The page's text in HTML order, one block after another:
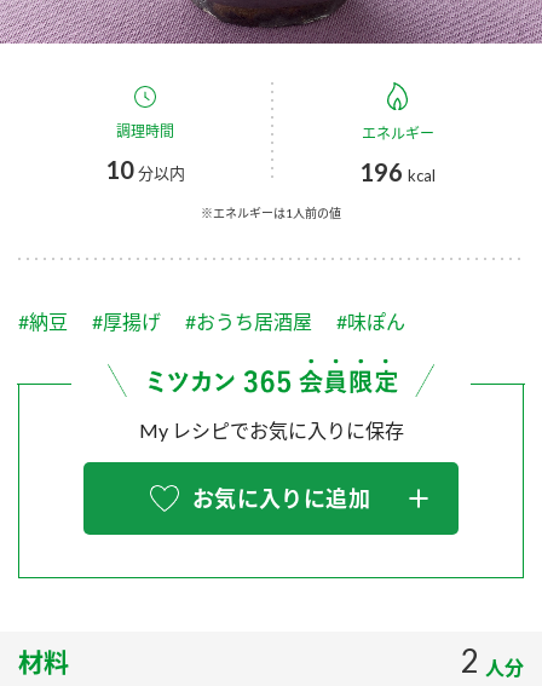
つゆ たれ
スープ 中華
ふりかけ おすしの素
炊き込みご飯の素 米飯用調味液
くらしプラ酢
お酢ドリンク
つゆ
PIN印
スペシャルサイト
お酢を知ろう！
ぽん酢サワー
国内事業概要
企業理念
ミツカンの歴史
ミツカンを知る
環境への取り組み
ZENB initiative
MIM（ミツカンミュージアム）
各部門が大切にしていること
販売終了製品のご案内
よくあるご質問
地図から取り扱い店舗を探す
調理時間
10分以内
エネルギー
196 kcal
※エネルギーは1人前の値
#納豆 #厚揚げ #おうち居酒屋 #味ぽん
My レシピでお気に入りに保存
お気に入りに追加
材料 2 人分